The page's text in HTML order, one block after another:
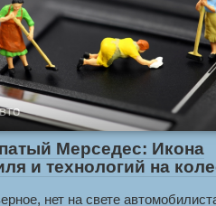
Мерседес: Икона
и технологий на
нет на свете